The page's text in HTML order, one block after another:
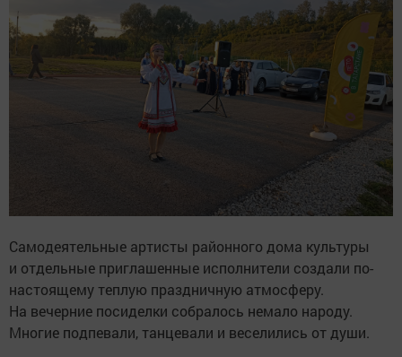
Самодеятельные артисты районного дома культуры
и отдельные приглашенные исполнители создали по-
настоящему теплую праздничную атмосферу.
На вечерние посиделки собралось немало народу.
Многие подпевали, танцевали и веселились от души.